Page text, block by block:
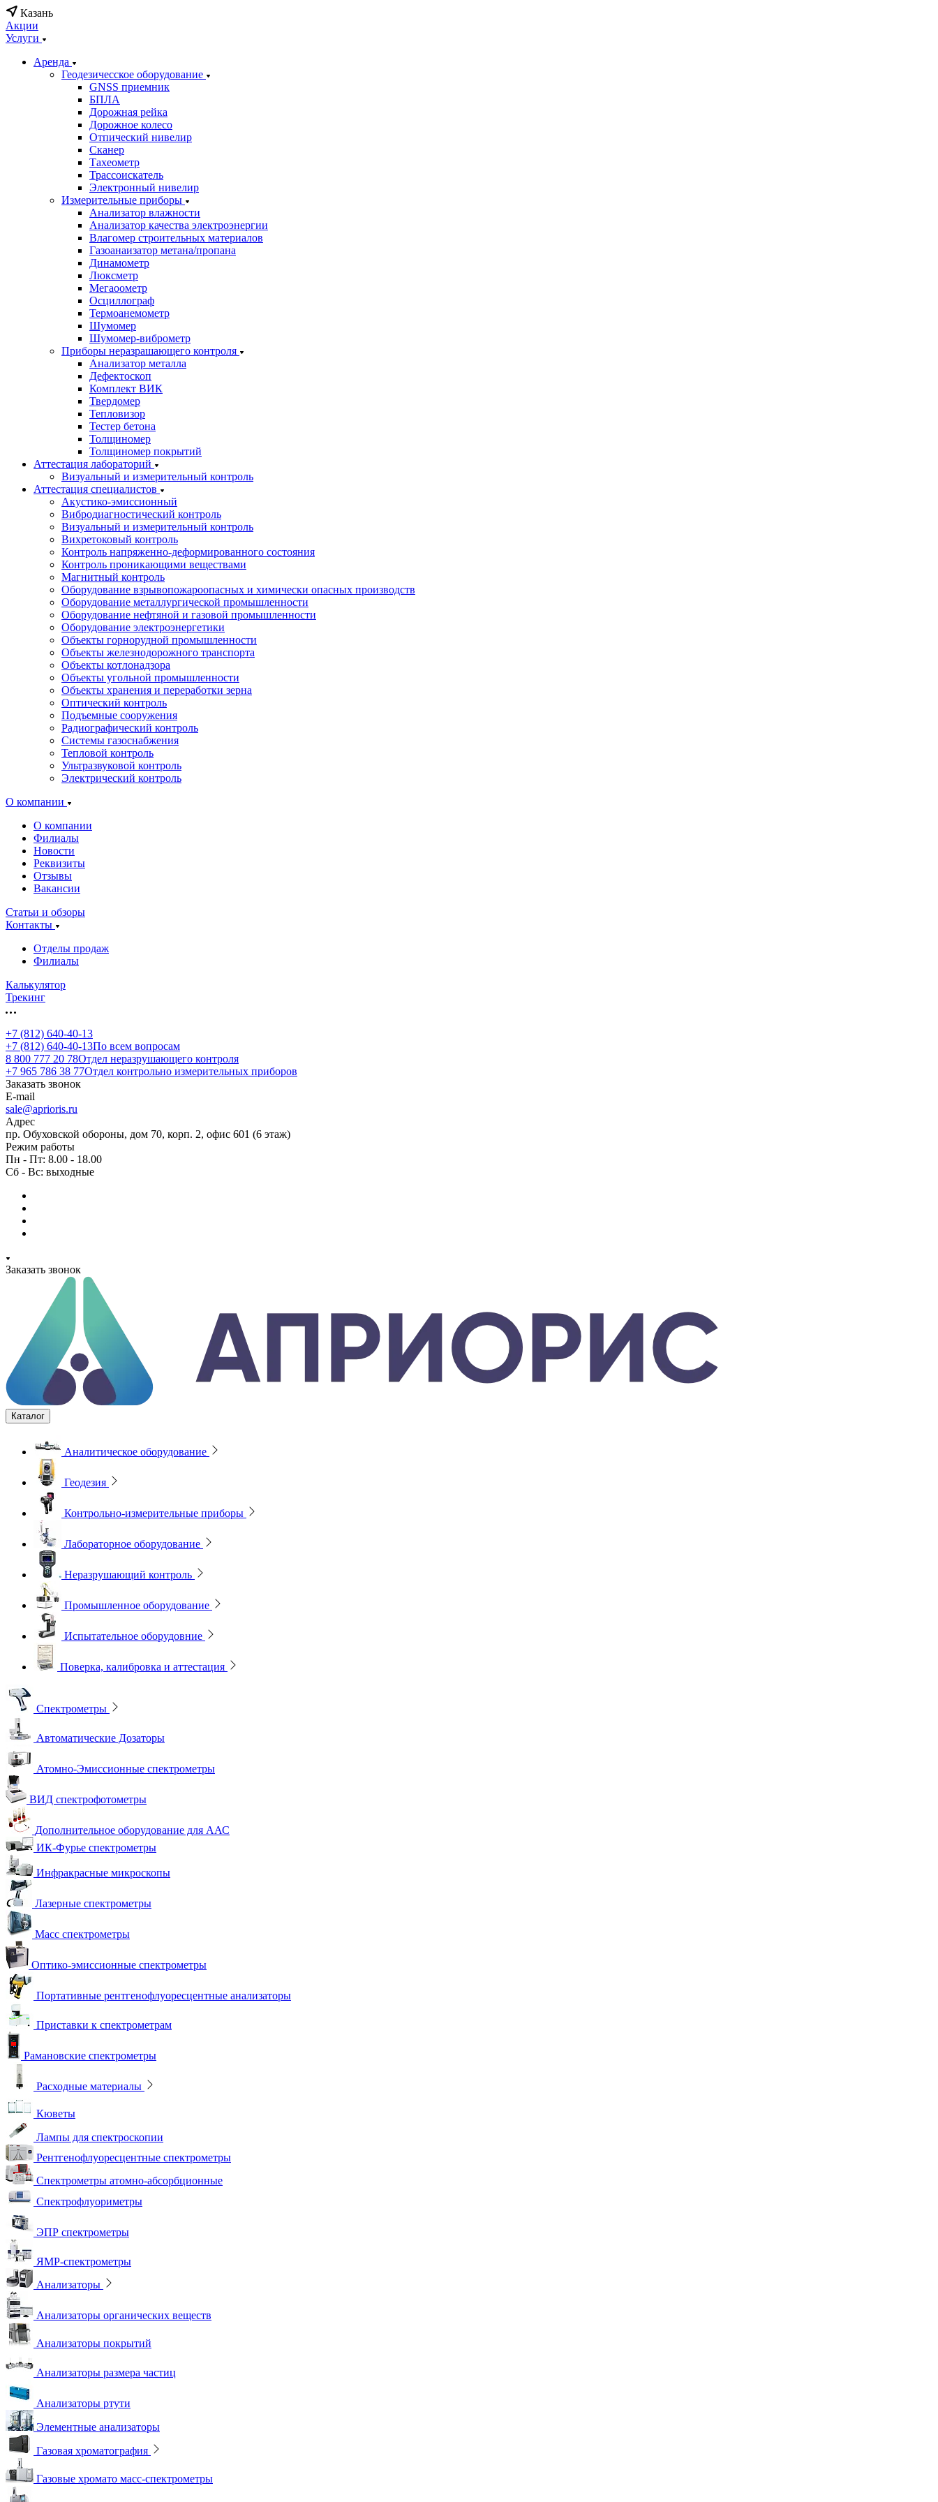
Казань
Акции
Услуги
Аренда
Геодезичесское оборудование
GNSS приемник
БПЛА
Дорожная рейка
Дорожное колесо
Отпический нивелир
Сканер
Тахеометр
Трассоискатель
Электронный нивелир
Измерительные приборы
Анализатор влажности
Анализатор качества электроэнергии
Влагомер строительных материалов
Газоанаизатор метана/пропана
Динамометр
Люксметр
Мегаоометр
Осциллограф
Термоанемометр
Шумомер
Шумомер-виброметр
Приборы неразрашающего контроля
Анализатор металла
Дефектоскоп
Комплект ВИК
Твердомер
Тепловизор
Тестер бетона
Толщиномер
Толщиномер покрытий
Аттестация лабораторий
Визуальный и измерительный контроль
Аттестация специалистов
Акустико-эмиссионный
Вибродиагностический контроль
Визуальный и измерительный контроль
Вихретоковый контроль
Контроль напряженно-деформированного состояния
Контроль проникающими веществами
Магнитный контроль
Оборудование взрывопожароопасных и химически опасных производств
Оборудование металлургической промышленности
Оборудование нефтяной и газовой промышленности
Оборудование электроэнергетики
Объекты горнорудной промышленности
Объекты железнодорожного транспорта
Объекты котлонадзора
Объекты угольной промышленности
Объекты хранения и переработки зерна
Оптический контроль
Подъемные сооружения
Радиографический контроль
Системы газоснабжения
Тепловой контроль
Ультразвуковой контроль
Электрический контроль
О компании
О компании
Филиалы
Новости
Реквизиты
Отзывы
Вакансии
Статьи и обзоры
Контакты
Отделы продаж
Филиалы
Калькулятор
Трекинг
+7 (812) 640-40-13
+7 (812) 640-40-13По всем вопросам
8 800 777 20 78Отдел неразрушающего контроля
+7 965 786 38 77Отдел контрольно измерительных приборов
Заказать звонок
E-mail
sale@aprioris.ru
Адрес
пр. Обуховской обороны, дом 70, корп. 2, офис 601 (6 этаж)
Режим работы
Пн - Пт: 8.00 - 18.00
Сб - Вс: выходные
Заказать звонок
Каталог
Аналитическое оборудование
Геодезия
Контрольно-измерительные приборы
Лабораторное оборудование
Неразрушающий контроль
Промышленное оборудование
Испытательное оборудовние
Поверка, калибровка и аттестация
Спектрометры
Автоматические Дозаторы
Атомно-Эмиссионные спектрометры
ВИД спектрофотометры
Дополнительное оборудование для ААС
ИК-Фурье спектрометры
Инфракрасные микроскопы
Лазерные спектрометры
Масс спектрометры
Оптико-эмиссионные спектрометры
Портативные рентгенофлуоресцентные анализаторы
Приставки к спектрометрам
Рамановские спектрометры
Расходные материалы
Кюветы
Лампы для спектроскопии
Рентгенофлуоресцентные спектрометры
Спектрометры атомно-абсорбционные
Спектрофлуориметры
ЭПР спектрометры
ЯМР-спектрометры
Анализаторы
Анализаторы органических веществ
Анализаторы покрытий
Анализаторы размера частиц
Анализаторы ртути
Элементные анализаторы
Газовая хроматография
Газовые хромато масс-спектрометры